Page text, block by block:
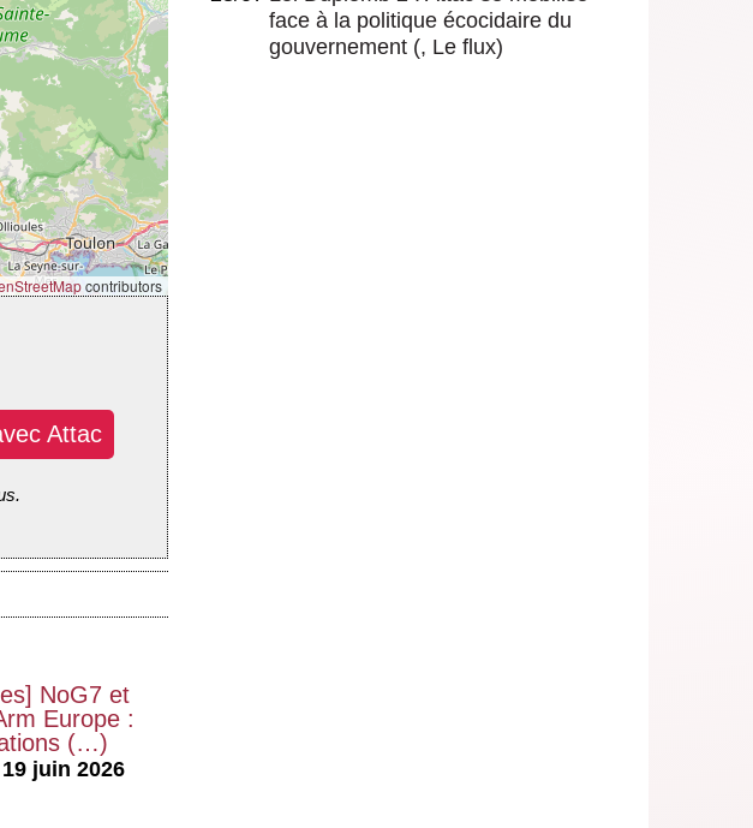
contributors
Attac
NoG7 et
Europe :
(…)
juin 2026
face à la politique écocidaire du
gouvernement (, Le flux)